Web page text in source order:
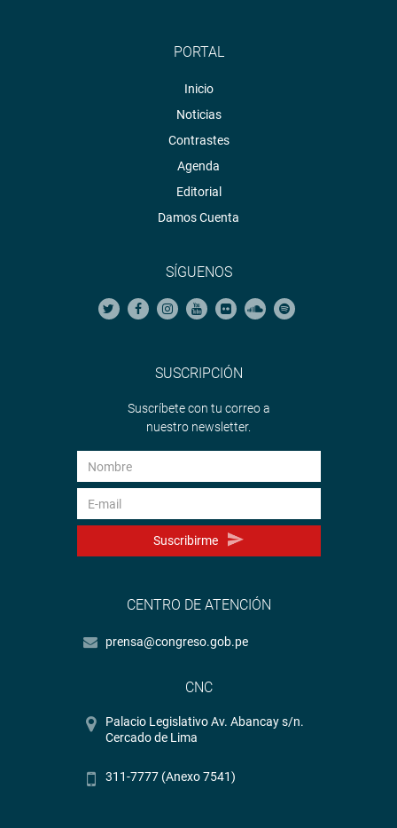
PORTAL
Inicio
Noticias
Contrastes
Agenda
Editorial
Damos Cuenta
SÍGUENOS
SUSCRIPCIÓN
Suscríbete con tu correo a
nuestro newsletter.
Suscribirme
CENTRO DE ATENCIÓN
prensa@congreso.gob.pe
CNC
Palacio Legislativo Av. Abancay s/n.
Cercado de Lima
311-7777 (Anexo 7541)